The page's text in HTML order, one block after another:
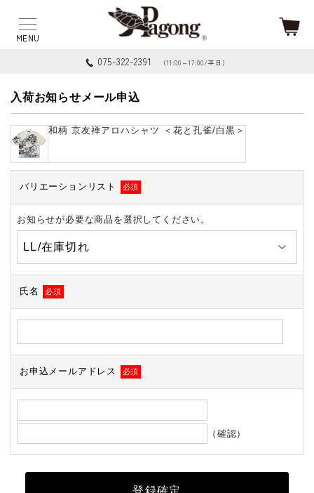
075-322-2391 （11:00～17:00/平日）
入荷お知らせメール申込
和柄 京友禅アロハシャツ ＜花と孔雀/白黒＞
バリエーションリスト 必須
お知らせが必要な商品を選択してください。
氏名 必須
お申込メールアドレス 必須
（確認）